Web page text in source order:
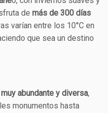
de más de 300 días
varían entre los 10°C en
que sea un destino
abundante y diversa,
monumentos hasta